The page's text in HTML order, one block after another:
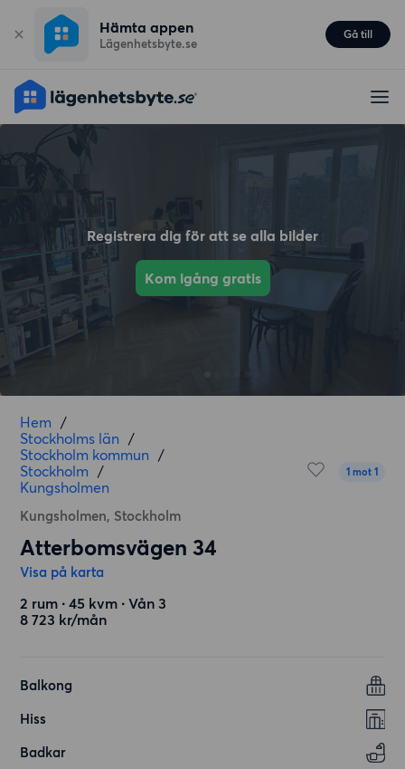
Hämta appen
Lägenhetsbyte.se
Gå till
Registrera dig för att se alla bilder
Kom igång gratis
Hem /
Stockholms län /
Stockholm kommun /
Stockholm /
Kungsholmen
Kungsholmen, Stockholm
1 mot 1
Atterbomsvägen 34
Visa på karta
2 rum ∙ 45 kvm ∙ Vån 3
8 723 kr/mån
Balkong
Hiss
Badkar